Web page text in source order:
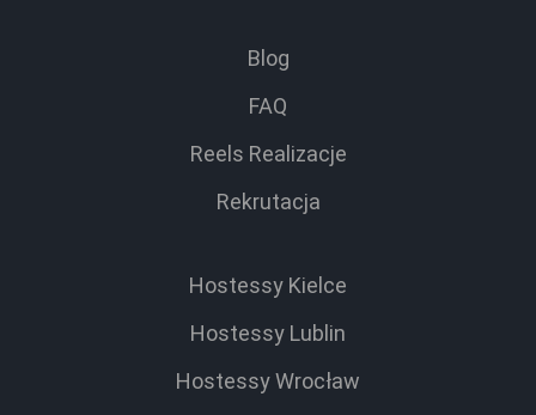
Blog
FAQ
Reels Realizacje
Rekrutacja
Hostessy Kielce
Hostessy Lublin
Hostessy Wrocław